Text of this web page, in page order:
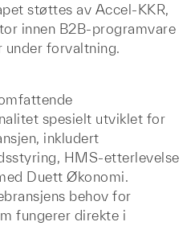
støttes av Accel-KKR,
innen B2B-programvare
under forvaltning.
spesielt utviklet for
inkludert
HMS-etterlevelse
Duett Økonomi.
behov for
fungerer direkte i